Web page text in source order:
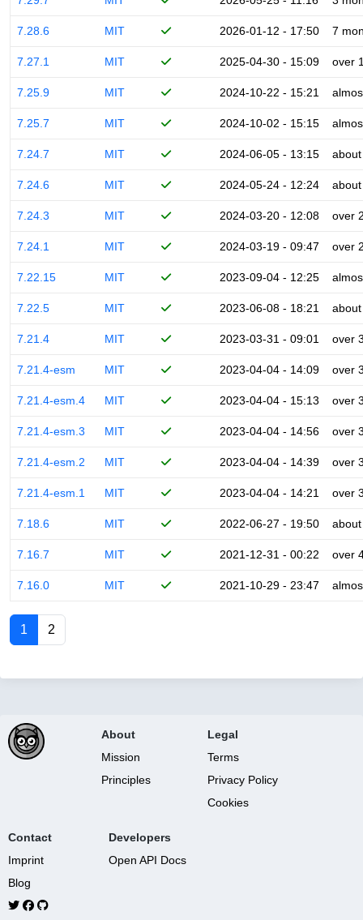
7.28.6 MIT 2026-01-12 - 17:50 7
7.27.1 MIT 2025-04-30 - 15:09 over
7.25.9 MIT 2024-10-22 - 15:21
7.25.7 MIT 2024-10-02 - 15:15
7.24.7 MIT 2024-06-05 - 13:15
7.24.6 MIT 2024-05-24 - 12:24
7.24.3 MIT 2024-03-20 - 12:08 over
7.24.1 MIT 2024-03-19 - 09:47 over
7.22.15 MIT 2023-09-04 - 12:25
7.22.5 MIT 2023-06-08 - 18:21
7.21.4 MIT 2023-03-31 - 09:01 over
7.21.4-esm MIT 2023-04-04 - 14:09 over
7.21.4-esm.4 MIT 2023-04-04 - 15:13 over
7.21.4-esm.3 MIT 2023-04-04 - 14:56 over
7.21.4-esm.2 MIT 2023-04-04 - 14:39 over
7.21.4-esm.1 MIT 2023-04-04 - 14:21 over
7.18.6 MIT 2022-06-27 - 19:50
7.16.7 MIT 2021-12-31 - 00:22 over
7.16.0 MIT 2021-10-29 - 23:47
1 2
About
Mission
Principles
Legal
Terms
Privacy Policy
Cookies
Contact
Imprint
Blog
Developers
Open API Docs